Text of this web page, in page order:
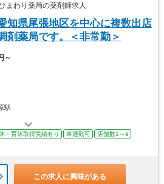
わり薬局の薬剤師求人
知県尾張地区を中心に複数出店
剤薬局です。＜非常勤＞
～
駅
・育休取得実績有り 車通勤可
店舗数1～9
この求人に興味がある